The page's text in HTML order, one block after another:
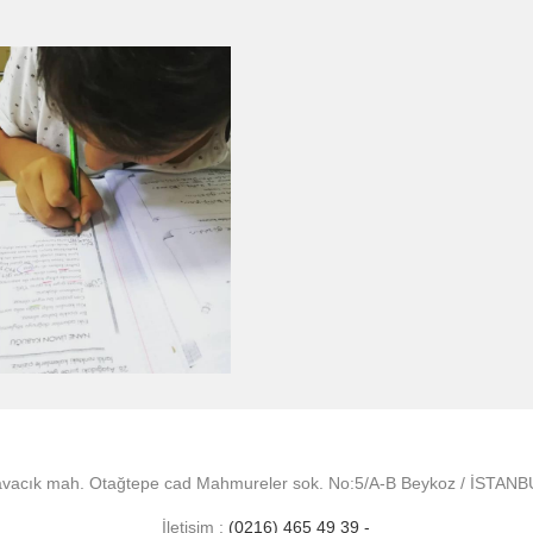
mah. Otağtepe cad Mahmureler sok. No:5/A-B Beykoz /
İletişim : (0216) 465 49 39 -